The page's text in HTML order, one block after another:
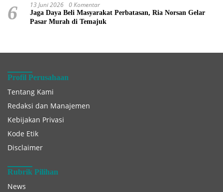
6 13 Juni 2026 0 Komentar
Jaga Daya Beli Masyarakat Perbatasan, Ria Norsan Gelar
Pasar Murah di Temajuk
Profil Perusahaan
Tentang Kami
Redaksi dan Manajemen
Kebijakan Privasi
Kode Etik
Disclaimer
Rubrik Pilihan
News